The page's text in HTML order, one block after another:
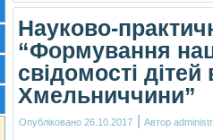
Науково-
“Формування
свідомості
Хмельниччини”
Опубліковано 26.10.2017 | Автор